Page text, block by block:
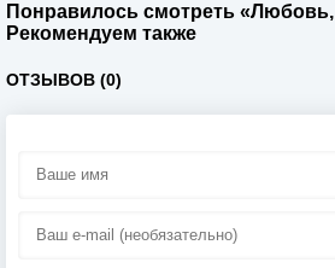
Понравилось смотреть «Любовь,
Рекомендуем также
ОТЗЫВОВ (0)